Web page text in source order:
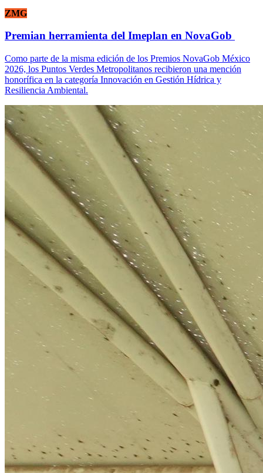
ZMG
Premian herramienta del Imeplan en NovaGob
Como parte de la misma edición de los Premios NovaGob México
2026, los Puntos Verdes Metropolitanos recibieron una mención
honorífica en la categoría Innovación en Gestión Hídrica y
Resiliencia Ambiental.